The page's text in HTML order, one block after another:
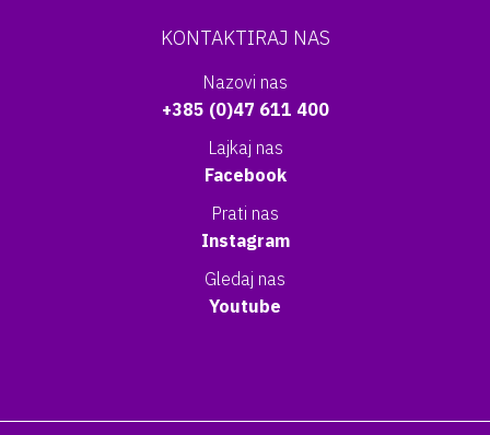
KONTAKTIRAJ NAS
Nazovi nas
+385 (0)47 611 400
Lajkaj nas
Facebook
Prati nas
Instagram
Gledaj nas
Youtube